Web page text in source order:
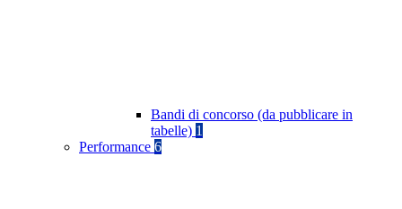
Bandi di concorso (da pubblicare in
tabelle) 1
Performance 6